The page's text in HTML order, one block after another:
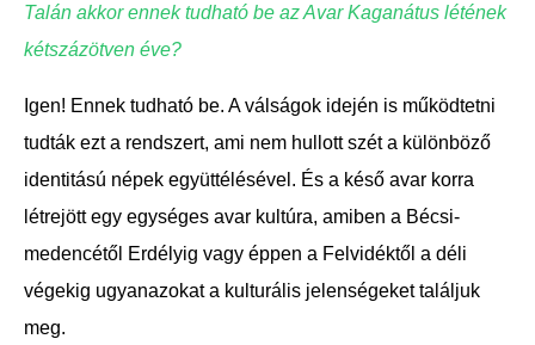
Talán akkor ennek tudható be az Avar Kaganátus létének
kétszázötven éve?
Igen! Ennek tudható be. A válságok idején is működtetni
tudták ezt a rendszert, ami nem hullott szét a különböző
identitású népek együttélésével. És a késő avar korra
létrejött egy egységes avar kultúra, amiben a Bécsi-
medencétől Erdélyig vagy éppen a Felvidéktől a déli
végekig ugyanazokat a kulturális jelenségeket találjuk
meg.